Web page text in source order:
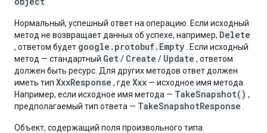
Нормальный, успешный ответ на операцию. Если исходный
метод не возвращает данных об успехе, например, Delete
, ответом будет google.protobuf.Empty . Если исходный
метод — стандартный Get/ Create / Update , ответом
должен быть ресурс. Для других методов ответ должен
иметь тип XxxResponse , где Xxx — исходное имя метода.
Например, если исходное имя метода — TakeSnapshot() ,
предполагаемый тип ответа — TakeSnapshotResponse
Объект, содержащий поля произвольного типа.